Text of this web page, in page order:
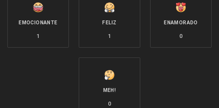
EMOCIONANTE
1
FELIZ
1
ENAMORADO
0
MEH!
0